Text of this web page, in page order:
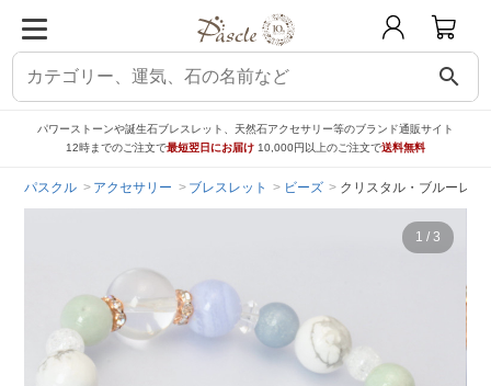
search
パワーストーンや誕生石ブレスレット、天然石アクセサリー等のブランド通販サイト
12時までのご注文で最短翌日にお届け 10,000円以上のご注文で送料無料
パスクル アクセサリー ブレスレット ビーズ クリスタル・ブルーレー
1 / 3